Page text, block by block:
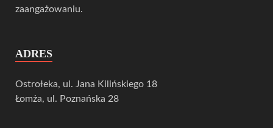
zaangażowaniu.
ADRES
Ostrołeka, ul. Jana Kilińskiego 18
Łomża, ul. Poznańska 28